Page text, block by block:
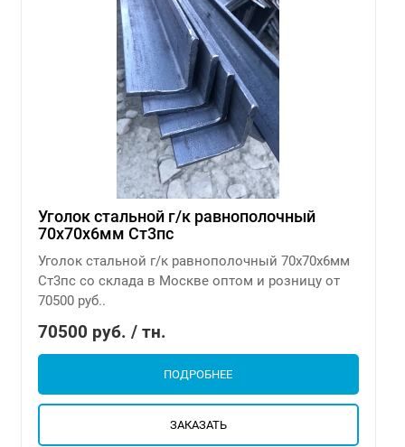
Уголок стальной г/к равнополочный
70х70х6мм Ст3пс
Уголок стальной г/к равнополочный 70х70х6мм
Ст3пс со склада в Москве оптом и розницу от
70500 руб..
70500 руб. / тн.
ПОДРОБНЕЕ
ЗАКАЗАТЬ